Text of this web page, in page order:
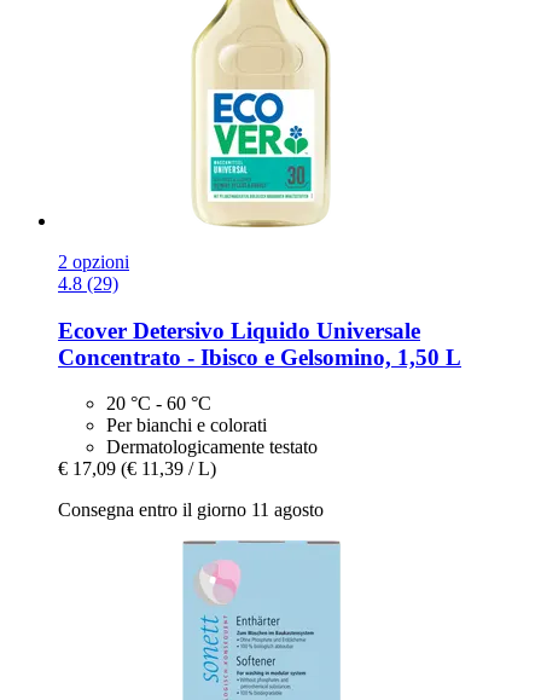
2 opzioni
4.8 (29)
Ecover Detersivo Liquido Universale
Concentrato -​ Ibisco e Gelsomino, 1,50 L
20 °C - 60 °C
Per bianchi e colorati
Dermatologicamente testato
€ 17,09 (€ 11,39 / L)
Consegna entro il giorno 11 agosto